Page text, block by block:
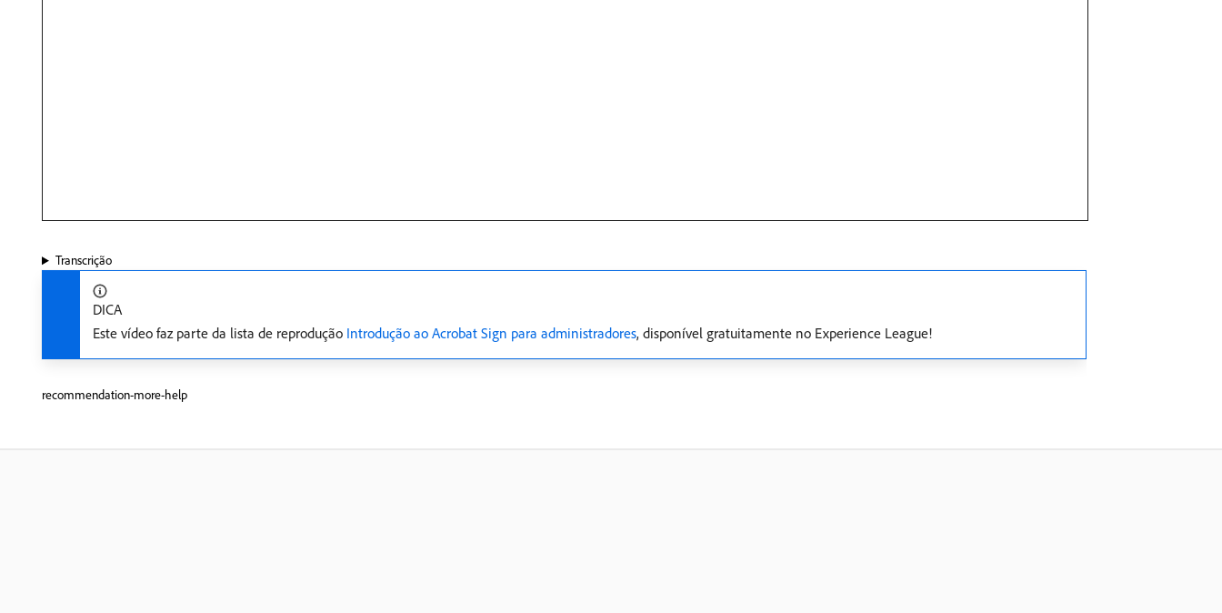
Transcrição
DICA
Este vídeo faz parte da lista de reprodução Introdução ao Acrobat Sign para administradores, disponível gratuitamente no Experience League!
recommendation-more-help